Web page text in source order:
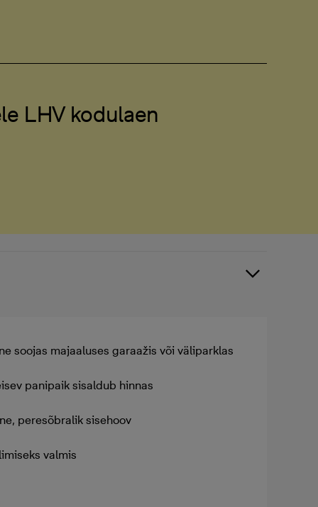
LHV kodulaen
soojas majaaluses garaažis või väliparklas
panipaik sisaldub hinnas
peresõbralik sisehoov
valmis